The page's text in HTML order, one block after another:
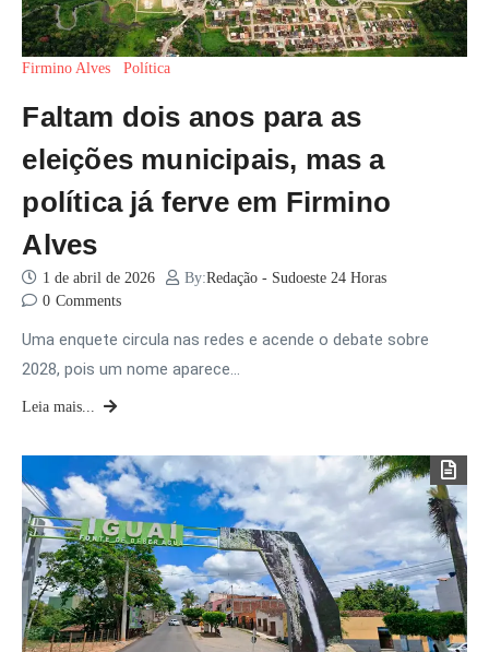
Firmino Alves Política
Faltam dois anos para as
eleições municipais, mas a
política já ferve em Firmino
Alves
1 de abril de 2026 By:Redação - Sudoeste 24 Horas
0 Comments
Uma enquete circula nas redes e acende o debate sobre
2028, pois um nome aparece…
Leia mais...